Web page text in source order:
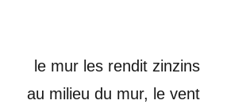
le mur les rendit zinzins
au milieu du mur, le vent